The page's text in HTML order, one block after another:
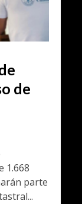
de
1.668
parte